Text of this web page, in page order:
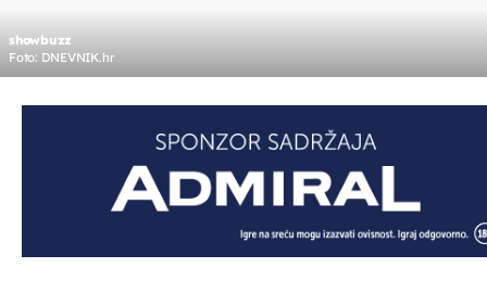
showbuzz
Foto: DNEVNIK.hr